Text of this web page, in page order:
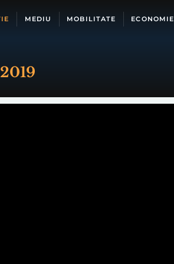
MEDIU MOBILITATE ECONOMIE